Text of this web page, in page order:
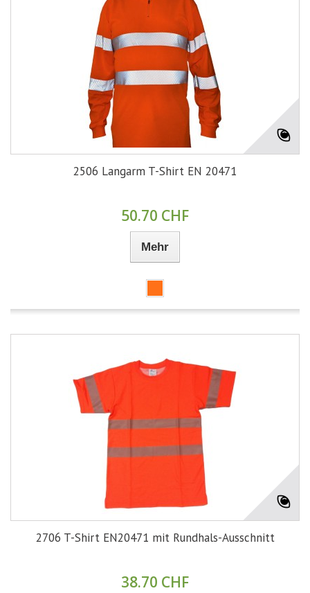
2506 Langarm T-Shirt EN 20471
50.70 CHF
Mehr
2706 T-Shirt EN20471 mit Rundhals-Ausschnitt
38.70 CHF